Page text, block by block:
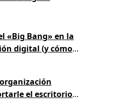
«Big Bang» en la
digital (y cómo
el escritorio